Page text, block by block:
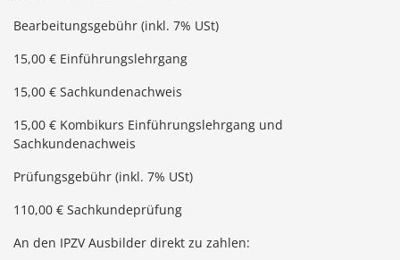
Bearbeitungsgebühr (inkl. 7% USt)
15,00 € Einführungslehrgang
15,00 € Sachkundenachweis
15,00 € Kombikurs Einführungslehrgang und
Sachkundenachweis
Prüfungsgebühr (inkl. 7% USt)
110,00 € Sachkundeprüfung
An den IPZV Ausbilder direkt zu zahlen: